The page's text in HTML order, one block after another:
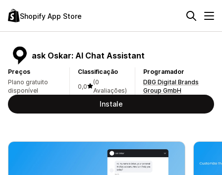
Shopify App Store
ask Oskar: AI Chat Assistant
Preços
Plano gratuito
disponível
Classificação
0,0
(0
Avaliações)
Programador
DBG Digital Brands
Group GmbH
Instale